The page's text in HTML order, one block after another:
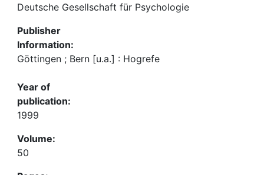
Deutsche Gesellschaft für Psychologie
Publisher
Information:
Göttingen ; Bern [u.a.] : Hogrefe
Year of
publication:
1999
Volume:
50